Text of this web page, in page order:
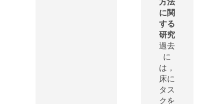
に関
する
研究
過去
に
は，
床に
タス
クを